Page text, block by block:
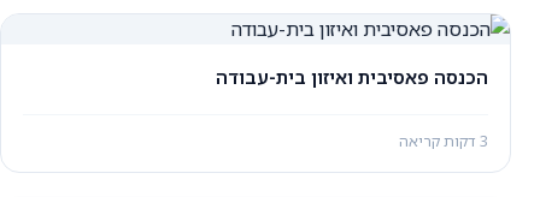
הכנסה פאסיבית ואיזון בית-עבודה
3 דקות קריאה